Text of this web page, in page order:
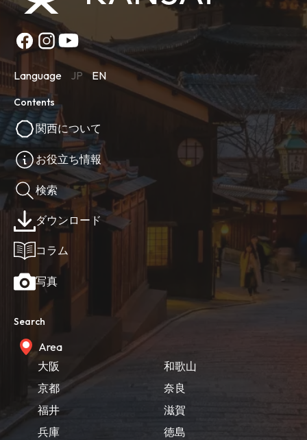
Language JP EN
Contents
関西について
お役立ち情報
検索
ダウンロード
コラム
写真
Search
Area
大阪
京都
福井
兵庫
和歌山
奈良
滋賀
徳島